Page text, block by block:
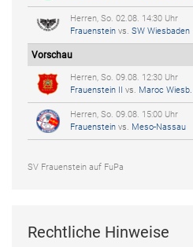
Herren, So. 02.08. 14:30 Uhr
Frauenstein vs. SW Wiesbaden
Vorschau
Herren, So. 09.08. 12:30 Uhr
Frauenstein II vs. Maroc Wiesb.
Herren, So. 09.08. 15:00 Uhr
Frauenstein vs. Meso-Nassau
SV Frauenstein auf FuPa
Rechtliche Hinweise